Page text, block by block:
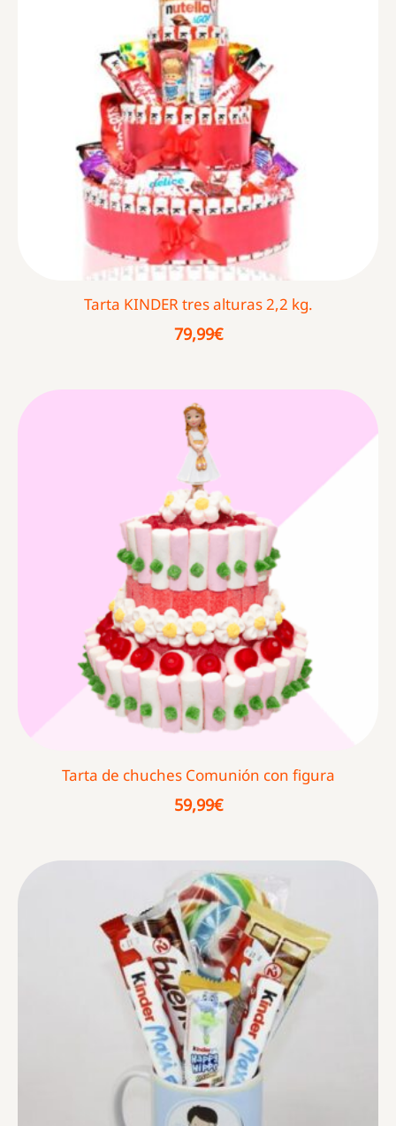
Tarta KINDER tres alturas 2,2 kg.
79,99€
Tarta de chuches Comunión con figura
59,99€